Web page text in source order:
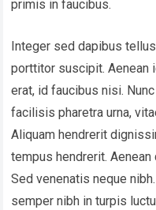
primis in faucibus.
Integer sed dapibus
porttitor suscipit. Aenean
erat, id faucibus nisi.
facilisis pharetra urna,
Aliquam hendrerit
tempus hendrerit.
Sed venenatis neque
semper nibh in turpis